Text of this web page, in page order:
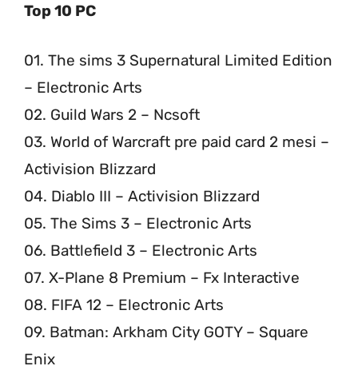
Top 10 PC
01. The sims 3 Supernatural Limited Edition
– Electronic Arts
02. Guild Wars 2 – Ncsoft
03. World of Warcraft pre paid card 2 mesi –
Activision Blizzard
04. Diablo III – Activision Blizzard
05. The Sims 3 – Electronic Arts
06. Battlefield 3 – Electronic Arts
07. X-Plane 8 Premium – Fx Interactive
08. FIFA 12 – Electronic Arts
09. Batman: Arkham City GOTY – Square
Enix